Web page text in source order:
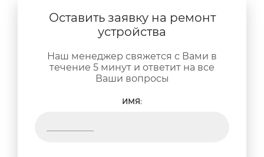
Оставить заявку на ремонт
устройства
Наш менеджер свяжется с Вами в
течение 5 минут и ответит на все
Ваши вопросы
ИМЯ: